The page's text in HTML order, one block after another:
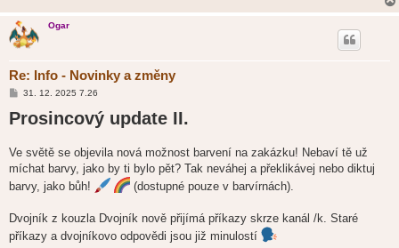
Ogar
Re: Info - Novinky a změny
P
í
s
v
e
31. 12. 2025 7.26
Prosincový update II.
Ve světě se objevila nová možnost barvení na zakázku! Nebaví tě už
míchat barvy, jako by ti bylo pět? Tak neváhej a překlikávej nebo diktuj
barvy, jako bůh!
(dostupné pouze v barvírnách).
Dvojník z kouzla Dvojník nově přijímá příkazy skrze kanál /k. Staré
příkazy a dvojníkovo odpovědi jsou již minulostí